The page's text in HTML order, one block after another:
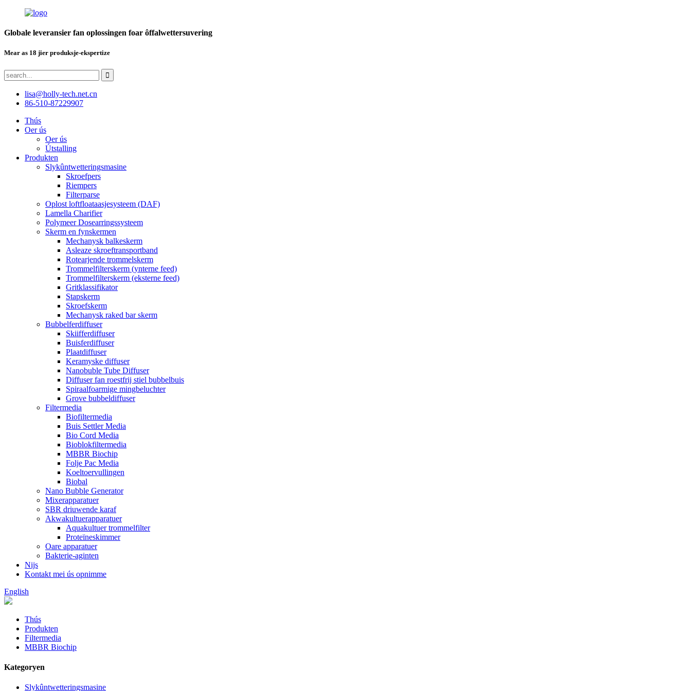
Globale leveransier fan oplossingen foar ôffalwettersuvering
Mear as 18 jier produksje-ekspertize
lisa@holly-tech.net.cn
86-510-87229907
Thús
Oer ús
Oer ús
Útstalling
Produkten
Slykûntwetteringsmasine
Skroefpers
Riempers
Filterparse
Oplost loftfloataasjesysteem (DAF)
Lamella Charifier
Polymeer Dosearringssysteem
Skerm en fynskermen
Mechanysk balkeskerm
Asleaze skroeftransportband
Rotearjende trommelskerm
Trommelfilterskerm (ynterne feed)
Trommelfilterskerm (eksterne feed)
Gritklassifikator
Stapskerm
Skroefskerm
Mechanysk raked bar skerm
Bubbelferdiffuser
Skiifferdiffuser
Buisferdiffuser
Plaatdiffuser
Keramyske diffuser
Nanobuble Tube Diffuser
Diffuser fan roestfrij stiel bubbelbuis
Spiraalfoarmige mingbeluchter
Grove bubbeldiffuser
Filtermedia
Biofiltermedia
Buis Settler Media
Bio Cord Media
Bioblokfiltermedia
MBBR Biochip
Folje Pac Media
Koeltoervullingen
Biobal
Nano Bubble Generator
Mixerapparatuer
SBR driuwende karaf
Akwakultuerapparatuer
Aquakultuer trommelfilter
Proteïneskimmer
Oare apparatuer
Bakterie-aginten
Nijs
Kontakt mei ús opnimme
English
Thús
Produkten
Filtermedia
MBBR Biochip
Kategoryen
Slykûntwetteringsmasine